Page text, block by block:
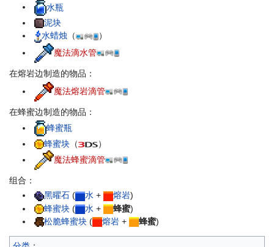
水瓶
泥块
水蜡烛 （
）
魔法滴水管
在熔岩边制造的物品：
魔法熔岩滴管
在蜂蜜边制造的物品：
蜂蜜瓶
蜂蜜块 （
）
魔法蜂蜜滴管
组合：
黑曜石 ( 水 + 熔岩)
蜂蜜块 ( 水 + 蜂蜜)
松脆蜂蜜块 ( 熔岩 + 蜂蜜)